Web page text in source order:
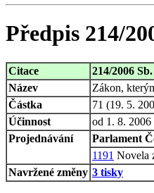
Předpis 214/
Citace
214/2006 Sb.
Název
Zákon,
Částka
71 (19. 5.
Účinnost
od 1. 8. 2006
Projednávání
Parlament
1191 Novela
Navržené změny 3 tisky